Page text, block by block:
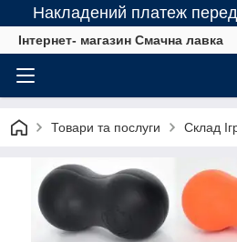
Накладений платеж
Інтернет- магазин Смачна лавка
Товари та послуги Склад